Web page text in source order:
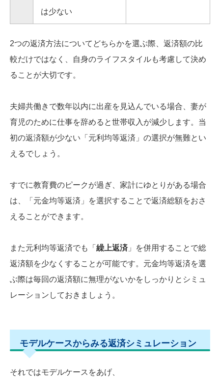
は少ない
2つの返済方法についてどちらかを選ぶ際、返済額の比
較だけではなく、自身のライフスタイルも考慮して決め
ることが大切です。
夫婦共働きで数年以内に出産を見込んでいる場合、妻が
育児のために仕事を辞めると世帯収入が減少します。当
初の返済額が少ない「元利均等返済」の選択が無難とい
えるでしょう。
すでに教育費のピークが過ぎ、家計にゆとりがある場合
は、「元金均等返済」を選択することで返済総額をおさ
えることができます。
また元利均等返済でも「 繰上返済 」を併用することで総
返済額を少なくすることが可能です。元金均等返済を選
ぶ際は毎回の返済額に無理がないかをしっかりとシミュ
レーションしておきましょう。
モデルケースからみる返済シミュレーション
それではモデルケースをあげ、